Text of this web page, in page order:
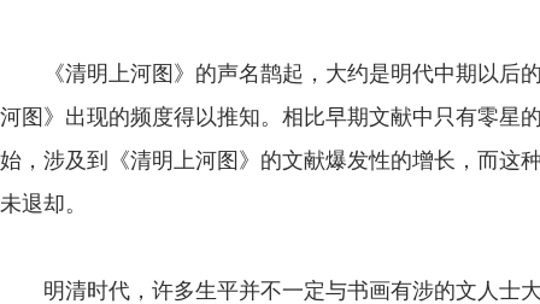
《清明上河图》的声名鹊起，大约是明代中期以后
河图》出现的频度得以推知。相比早期文献中只有零星
始，涉及到《清明上河图》的文献爆发性的增长，而这
未退却。
明清时代，许多生平并不一定与书画有涉的文人士